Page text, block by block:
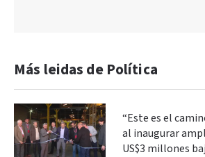
Más leidas de Política
“Este es el
al inaugurar
US$3 millones